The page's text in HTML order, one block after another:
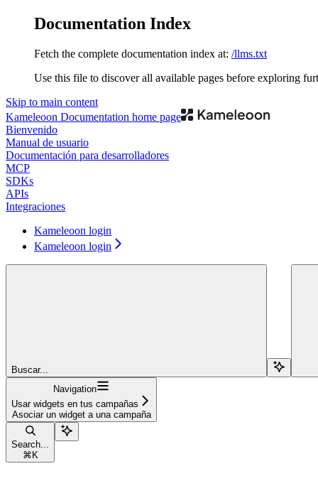
Documentation Index
Fetch the complete documentation index at: /llms.txt
Use this file to discover all available pages before exploring
Skip to main content
Kameleoon Documentation home page
Bienvenido
Manual de usuario
Documentación para desarrolladores
MCP
SDKs
APIs
Integraciones
Kameleoon login
Kameleoon login
Buscar...
Navigation
Usar widgets en tus campañas
Asociar un widget a una campaña
Search...
⌘ K